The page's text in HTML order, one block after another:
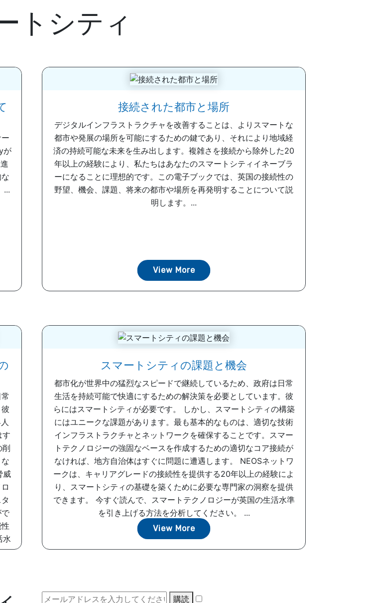
トシティ
が
...
接続された都市と場所
デジタルインフラストラクチャを改善することは、よりスマートな
都市や発展の場所を可能にするための鍵であり、それにより地域経
済の持続可能な未来を生み出します。複雑さを接続から除外した20
年以上の経験により、私たちはあなたのスマートシティイネーブラ
ーになることに理想的です。この電子ブックでは、英国の接続性の
野望、機会、課題、将来の都市や場所を再発明することについて説
明します。...
View More
す
削
威
水
スマートシティの課題と機会
都市化が世界中の猛烈なスピードで継続しているため、政府は日常
生活を持続可能で快適にするための解決策を必要としています。彼
らにはスマートシティが必要です。 しかし、スマートシティの構築
にはユニークな課題があります。最も基本的なものは、適切な技術
インフラストラクチャとネットワークを確保することです。スマー
トテクノロジーの強固なベースを作成するための適切なコア接続が
なければ、地方自治体はすぐに問題に遭遇します。 NEOSネットワ
ークは、キャリアグレードの接続性を提供する20年以上の経験によ
り、スマートシティの基礎を築くために必要な専門家の洞察を提供
できます。 今すぐ読んで、スマートテクノロジーが英国の生活水準
を引き上げる方法を分析してください。 ...
View More
購読